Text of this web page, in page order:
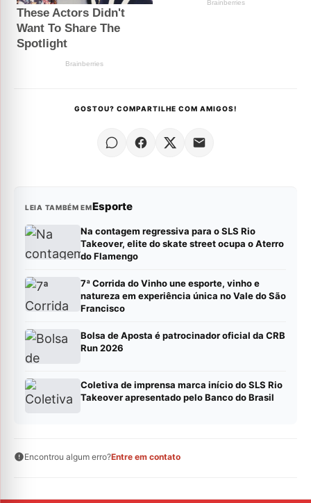
GOSTOU? COMPARTILHE COM AMIGOS!
LEIA TAMBÉM EMEsporte
Na contagem regressiva para o SLS Rio
Takeover, elite do skate street ocupa o Aterro
do Flamengo
7ª Corrida do Vinho une esporte, vinho e
natureza em experiência única no Vale do São
Francisco
Bolsa de Aposta é patrocinador oficial da CRB
Run 2026
Coletiva de imprensa marca início do SLS Rio
Takeover apresentado pelo Banco do Brasil
Encontrou algum erro?Entre em contato